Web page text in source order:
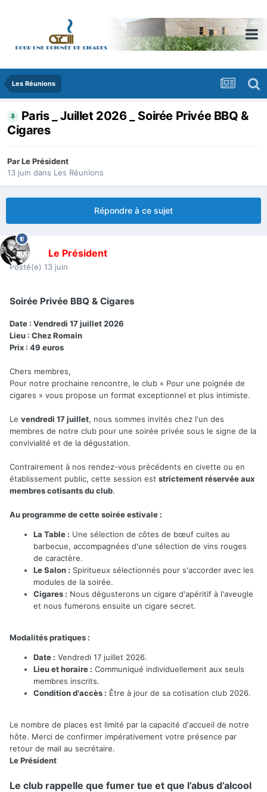
Les Réunions
Paris _ Juillet 2026 _ Soirée Privée BBQ &
Cigares
ParLe Président
13 juin dans Les Réunions
Répondre à ce sujet
Le Président
Posté(e) 13 juin
Soirée Privée BBQ & Cigares
Date : Vendredi 17 juillet 2026
Lieu : Chez Romain
Prix : 49 euros
Chers membres,
Pour notre prochaine rencontre, le club « Pour une poignée de
cigares » vous propose un format exceptionnel et plus intimiste.
Le vendredi 17 juillet, nous sommes invités chez l'un des
membres de notre club pour une soirée privée sous le signe de la
convivialité et de la dégustation.
Contrairement à nos rendez-vous précédents en civette ou en
établissement public, cette session est strictement réservée aux
membres cotisants du club.
Au programme de cette soirée estivale :
La Table : Une sélection de côtes de bœuf cuites au
barbecue, accompagnées d'une sélection de vins rouges
de caractère.
Le Salon : Spiritueux sélectionnés pour s'accorder avec les
modules de la soirée.
Cigares : Nous dégusterons un cigare d'apéritif à l'aveugle
et nous fumerons ensuite un cigare secret.
Modalités pratiques :
Date : Vendredi 17 juillet 2026.
Lieu et horaire : Communiqué individuellement aux seuls
membres inscrits.
Condition d'accès : Être à jour de sa cotisation club 2026.
Le nombre de places est limité par la capacité d'accueil de notre
hôte. Merci de confirmer impérativement votre présence par
retour de mail au secrétaire.
Le Président
Le club rappelle que fumer tue et que l’abus d’alcool